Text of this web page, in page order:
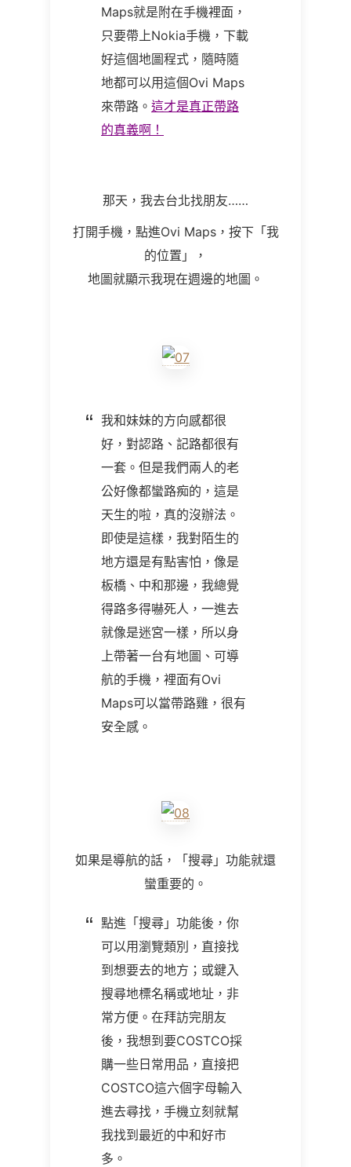
Maps就是附在手機裡面，
只要帶上Nokia手機，下載
好這個地圖程式，隨時隨
地都可以用這個Ovi Maps
來帶路。 這才是真正帶路
的真義啊！
那天，我去台北找朋友……
打開手機，點進Ovi Maps，按下「我
的位置」，
地圖就顯示我現在週邊的地圖。
我和妹妹的方向感都很
好，對認路、記路都很有
一套。但是我們兩人的老
公好像都蠻路痴的，這是
天生的啦，真的沒辦法。
即使是這樣，我對陌生的
地方還是有點害怕，像是
板橋、中和那邊，我總覺
得路多得嚇死人，一進去
就像是迷宮一樣，所以身
上帶著一台有地圖、可導
航的手機，裡面有Ovi
Maps可以當帶路雞，很有
安全感。
如果是導航的話，「搜尋」功能就還
蠻重要的。
點進「搜尋」功能後，你
可以用瀏覽類別，直接找
到想要去的地方；或鍵入
搜尋地標名稱或地址，非
常方便。在拜訪完朋友
後，我想到要COSTCO採
購一些日常用品，直接把
COSTCO這六個字母輸入
進去尋找，手機立刻就幫
我找到最近的中和好市
多。